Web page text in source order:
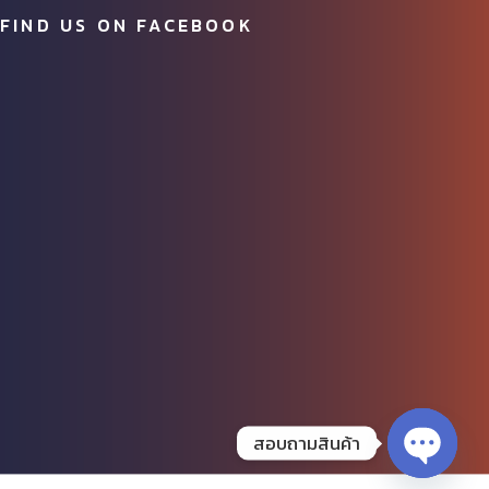
FIND US ON FACEBOOK
สอบถามสินค้า
OPEN